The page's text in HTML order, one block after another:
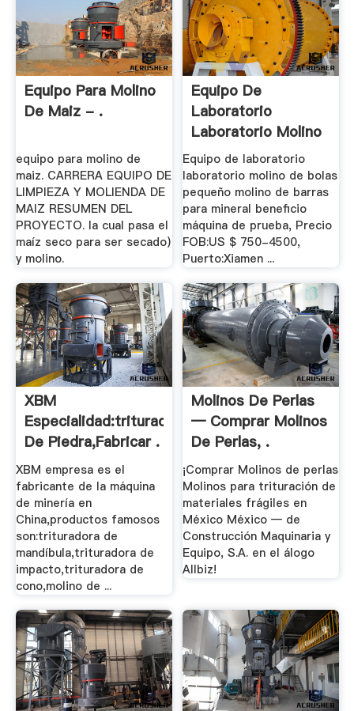
Equipo Para Molino
De Maiz - .
equipo para molino de
maiz. CARRERA EQUIPO DE
LIMPIEZA Y MOLIENDA DE
MAIZ RESUMEN DEL
PROYECTO. la cual pasa el
maíz seco para ser secado)
y molino.
Equipo De
Laboratorio
Laboratorio Molino
De .
Equipo de laboratorio
laboratorio molino de bolas
pequeño molino de barras
para mineral beneficio
máquina de prueba, Precio
FOB:US $ 750-4500,
Puerto:Xiamen ...
XBM
Especialidad:trituradora
De Piedra,fabricar .
XBM empresa es el
fabricante de la máquina
de minería en
China,productos famosos
son:trituradora de
mandíbula,trituradora de
impacto,trituradora de
cono,molino de ...
Molinos De Perlas
— Comprar Molinos
De Perlas, .
¡Comprar Molinos de perlas
Molinos para trituración de
materiales frágiles en
México México — de
Construcción Maquinaria y
Equipo, S.A. en el álogo
Allbiz!